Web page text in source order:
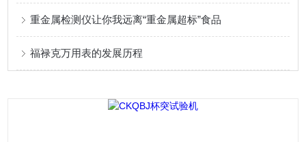
重金属检测仪让你我远离“重金属超标”食品
福禄克万用表的发展历程